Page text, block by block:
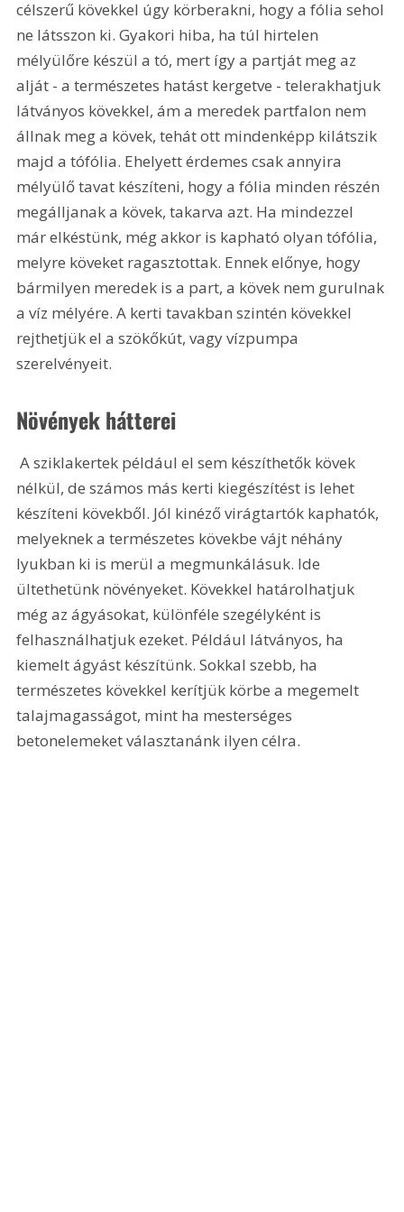
célszerű kövekkel úgy körberakni, hogy a fólia sehol
ne látsszon ki. Gyakori hiba, ha túl hirtelen
mélyülőre készül a tó, mert így a partját meg az
alját - a természetes hatást kergetve - telerakhatjuk
látványos kövekkel, ám a meredek partfalon nem
állnak meg a kövek, tehát ott mindenképp kilátszik
majd a tófólia. Ehelyett érdemes csak annyira
mélyülő tavat készíteni, hogy a fólia minden részén
megálljanak a kövek, takarva azt. Ha mindezzel
már elkéstünk, még akkor is kapható olyan tófólia,
melyre köveket ragasztottak. Ennek előnye, hogy
bármilyen meredek is a part, a kövek nem gurulnak
a víz mélyére. A kerti tavakban szintén kövekkel
rejthetjük el a szökőkút, vagy vízpumpa
szerelvényeit.
Növények hátterei
A sziklakertek például el sem készíthetők kövek
nélkül, de számos más kerti kiegészítést is lehet
készíteni kövekből. Jól kinéző virágtartók kaphatók,
melyeknek a természetes kövekbe vájt néhány
lyukban ki is merül a megmunkálásuk. Ide
ültethetünk növényeket. Kövekkel határolhatjuk
még az ágyásokat, különféle szegélyként is
felhasználhatjuk ezeket. Például látványos, ha
kiemelt ágyást készítünk. Sokkal szebb, ha
természetes kövekkel kerítjük körbe a megemelt
talajmagasságot, mint ha mesterséges
betonelemeket választanánk ilyen célra.